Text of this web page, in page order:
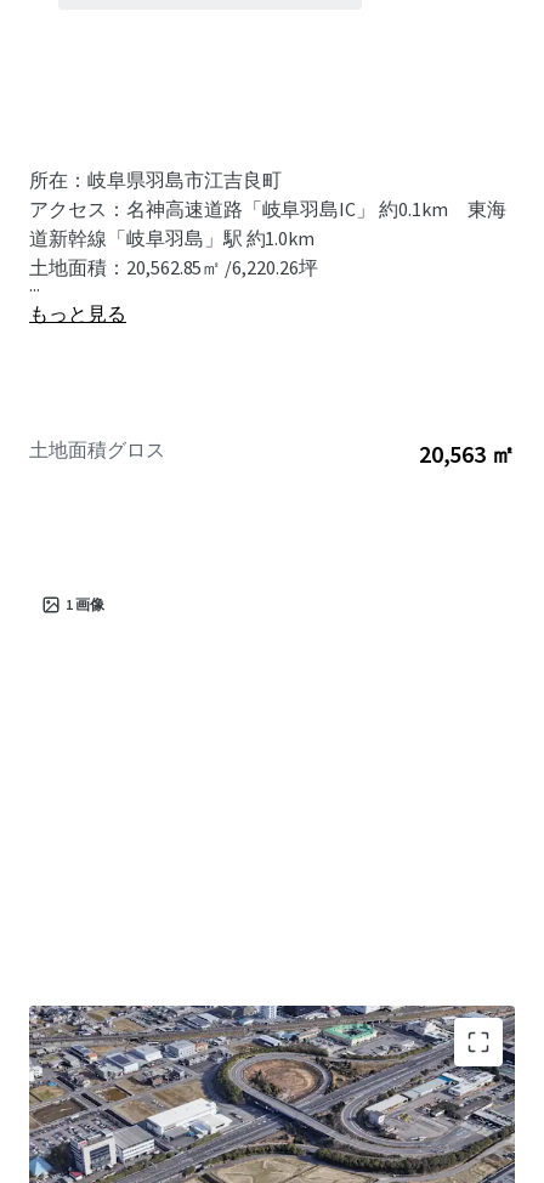
所在：岐阜県羽島市江吉良町
アクセス：名神高速道路「岐阜羽島IC」 約0.1km 東海
道新幹線「岐阜羽島」駅 約1.0km
土地面積：20,562.85㎡ /6,220.26坪
...
もっと見る
土地面積グロス 20,563 ㎡
1画像
【物件の特徴】
・名神高速道路「岐阜羽島IC」 約0.1kmのアクセス